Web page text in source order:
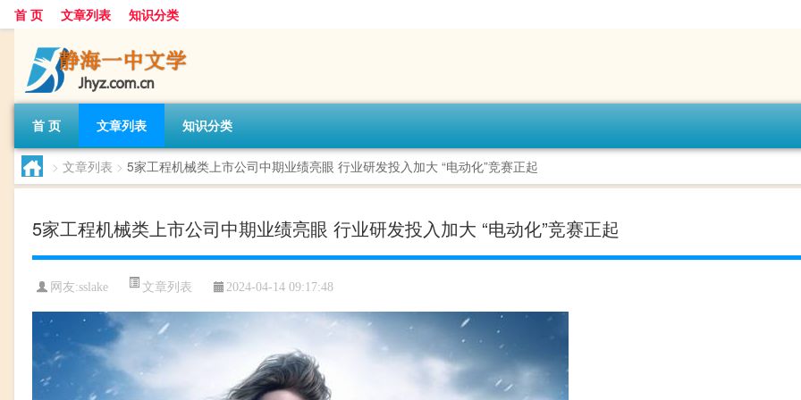
首 页 文章列表 知识分类
首 页 文章列表 知识分类
> 文章列表 > 5家工程机械类上市公司中期业绩亮眼 行业研发投入加大 “电动化”竞赛正起
5家工程机械类上市公司中期业绩亮眼 行业研发投入加大 “电动化”竞赛正起
网友:sslake 文章列表 2024-04-14 09:17:48